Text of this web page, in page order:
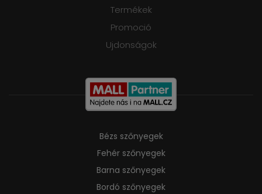
Termékek
Promoció
Ujdonságok
Bézs szőnyegek
Fehér szőnyegek
Barna szőnyegek
Bordó szőnyegek